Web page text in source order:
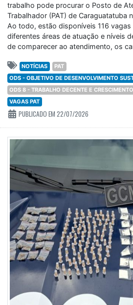
trabalho pode procurar o Posto de
Trabalhador (PAT) de Caraguatatuba
Ao todo, estão disponíveis 116
diferentes áreas de atuação e níveis
de comparecer ao atendimento, os
NOTÍCIAS
PAT
ODS - OBJETIVO DE DESENVOLVIMENTO
ODS 8 - TRABALHO DECENTE E
VAGAS PAT
PUBLICADO EM 22/07/2026